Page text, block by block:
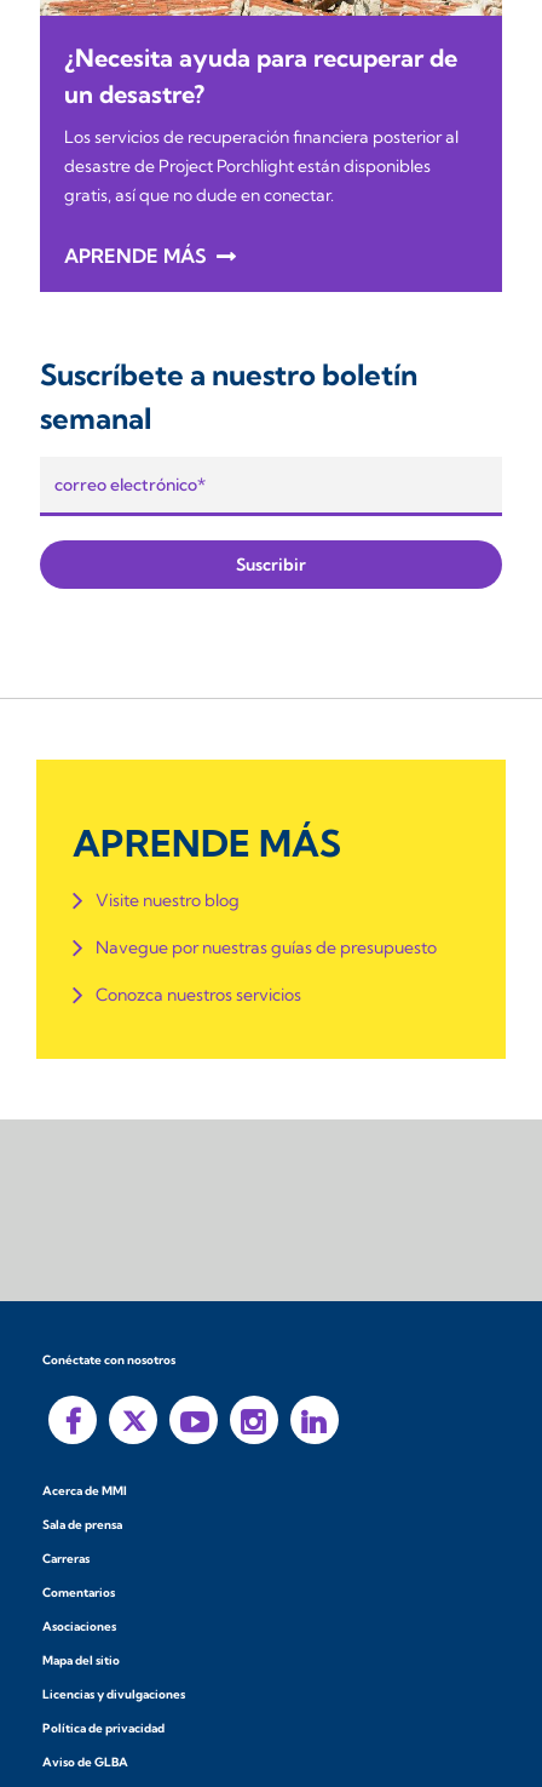
¿Necesita ayuda para recuperar de
un desastre?
Los servicios de recuperación financiera posterior al
desastre de Project Porchlight están disponibles
gratis, así que no dude en conectar.
APRENDE MÁS
Suscríbete a nuestro boletín
semanal
APRENDE MÁS
Visite nuestro blog
Navegue por nuestras guías de presupuesto
Conozca nuestros servicios
Conéctate con nosotros
Acerca de MMI
Sala de prensa
Carreras
Comentarios
Asociaciones
Mapa del sitio
Licencias y divulgaciones
Política de privacidad
Aviso de GLBA